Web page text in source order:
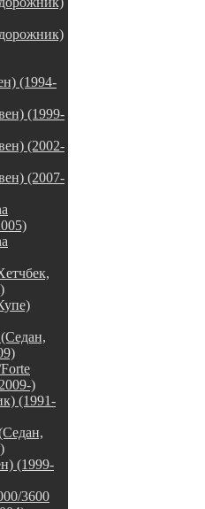
(1994-
(1999-
(2002-
(2007-
)
(1991-
(1999-
3600